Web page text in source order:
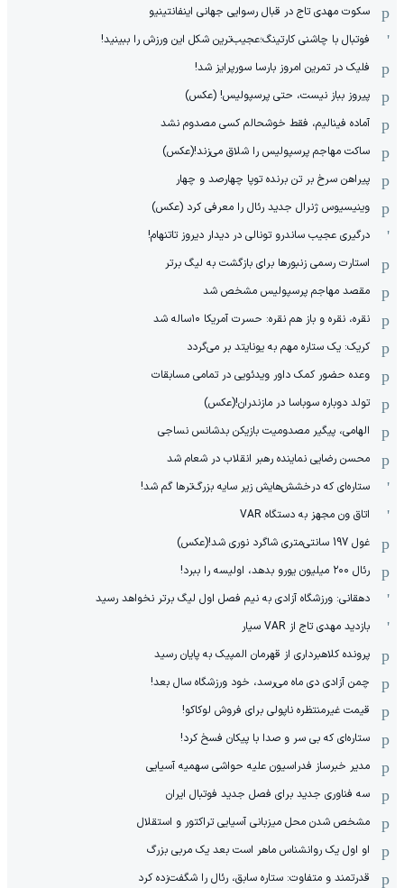
سکوت مهدی تاج در قبال رسوایی جهانی اینفانتینیو
فوتبال با چاشنی کارتینگ؛عجیب‌ترین شکل این ورزش را ببینید!
فلیک در تمرین امروز بارسا سورپرایز شد!
پیروز بباز نیست، حتی پرسپولیس! (عکس)
آماده فینالیم، فقط خوشحالم کسی مصدوم نشد
ساکت مهاجم پرسپولیس را شلاق می‌زند!(عکس)
پیراهن سرخ بر تن برنده توپا چهارصد و چهار
وینیسیوس ژنرال جدید رئال را معرفی کرد (عکس)
درگیری عجیب ساندرو تونالی در دیدار دیروز تاتنهام!
استارت رسمی زنبورها برای بازگشت به لیگ برتر
مقصد مهاجم پرسپولیس مشخص شد
نقره، نقره و باز هم نقره: حسرت آمریکا ۱۰‌ساله شد
کریک: یک ستاره مهم به یونایتد بر می‌گردد
وعده حضور کمک داور ویدئویی در تمامی مسابقات
تولد دوباره سوباسا در مازندران!(عکس)
الهامی، پیگیر مصدومیت بازیکن بدشانس نساجی
محسن رضایی نماینده رهبر انقلاب در شعام شد
ستاره‌ای که درخشش‌هایش زیر سایه بزرگ‌ترها گم شد!
اتاق ون مجهز به دستگاه VAR
غول 197 سانتی‌متری شاگرد نوری شد!(عکس)
رئال ۲۰۰ میلیون یورو بدهد، اولیسه را ببرد!
دهقانی: ورزشگاه آزادی به نیم فصل اول لیگ برتر نخواهد رسید
بازدید مهدی تاج از VAR سیار
پرونده کلاهبرداری از قهرمان المپیک به پایان رسید
چمن آزادی دی ماه می‌رسد، خود ورزشگاه سال بعد!
قیمت غیرمنتظره ناپولی برای فروش لوکاکو!
ستاره‌ای که بی سر و صدا با پیکان فسخ کرد!
مدیر خبرساز فدراسیون علیه حواشی سهمیه آسیایی
سه فناوری جدید برای فصل جدید فوتبال ایران
مشخص شدن محل میزبانی آسیایی تراکتور و استقلال
او اول یک روانشناس ماهر است بعد یک مربی بزرگ
قدرتمند و متفاوت: ستاره سابق، رئال را شگفت‌زده کرد